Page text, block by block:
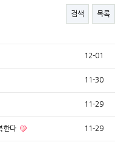
검색 목록
12-01
11-30
11-29
한다 11-29